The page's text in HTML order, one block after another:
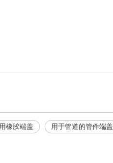
橡胶端盖 用于管道的管件端盖